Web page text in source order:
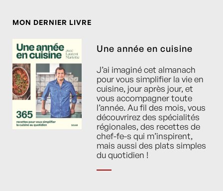
MON DERNIER LIVRE
Une année en cuisine
J’ai imaginé cet almanach
pour vous simplifier la vie en
cuisine, jour après jour, et
vous accompagner toute
l’année. Au fil des mois, vous
découvrirez des spécialités
régionales, des recettes de
chef-fe-s qui m’inspirent,
mais aussi des plats simples
du quotidien !